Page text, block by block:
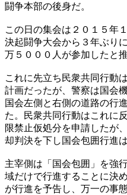
闘争本部の後身だ。
この日の集会は２０１５年
決起闘争大会から３年ぶり
万５０００人が参加したと
これに先立ち民衆共同行動
計画だったが、警察は国会
国会左側と右側の道路の行
た。民衆共同行動はこれに
限禁止仮処分を申請したが
却判決を下し国会包囲行進
主宰側は「国会包囲」を強
域だけで行進することに決
が行進を予告し、万一の事